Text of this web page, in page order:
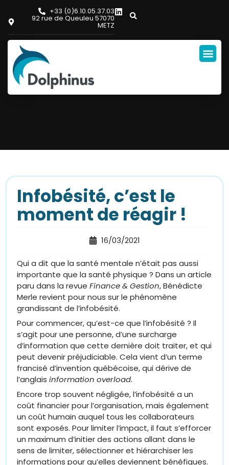
+33 (0)6.10.05.37.03
92 rue de Queuleu 57070
METZ
Infobésité, c’est le
moment de réagir !
16/03/2021
Qui a dit que la santé mentale n’était pas aussi
importante que la santé physique ? Dans un article
paru dans la revue Finance & Gestion, Bénédicte
Merle revient pour nous sur le phénomène
grandissant de l’infobésité.
Pour commencer, qu’est-ce que l’infobésité ? Il
s’agit pour une personne, d’une surcharge
d’information que cette dernière doit traiter, et qui
peut devenir préjudiciable. Cela vient d’un terme
francisé d’invention québécoise, qui dérive de
l’anglais information overload.
Encore trop souvent négligée, l’infobésité a un
coût financier pour l’organisation, mais également
un coût humain auquel tous les collaborateurs
sont exposés. Pour limiter l’impact, il faut s’efforcer
un maximum d’initier des actions allant dans le
sens de limiter, sélectionner et hiérarchiser les
informations pour qu’elles deviennent bénéfiques.